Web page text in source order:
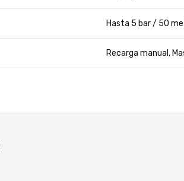
Hasta 5 bar / 50
Recarga manual,